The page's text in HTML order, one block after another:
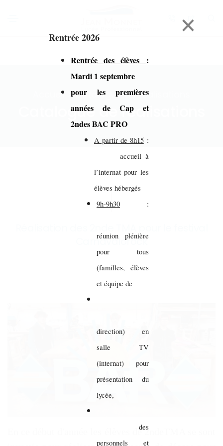
×
Rentrée 2026
Rentrée des élèves :
Mardi 1 septembre
pour les premières
années de Cap et
2ndes BAC PRO
A partir de 8h15:
accueil à
l’internat pour les
élèves hébergés
9h-9h30 :
réunion plénière
pour tous
(familles, élèves
et équipe de
direction) en
salle TV
(internat) pour
présentation du
lycée,
des
personnels et
Accueil > Catalogue de réalisations
Catalogue de réalisations
Carnavalorock
En ce début d'année les élèves de 2ndeTMA se sont